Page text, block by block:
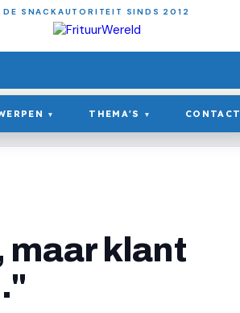
DE SNACKAUTORITEIT SINDS 2012
▾ THEMA'S ▾ CONTACT
maar klant